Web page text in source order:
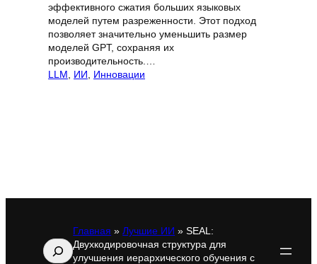
эффективного сжатия больших языковых
моделей путем разреженности. Этот подход
позволяет значительно уменьшить размер
моделей GPT, сохраняя их
производительность.…
LLM
ИИ Инновации
Поиск
Главная » Лучшие ИИ » SEAL:
Двухкодировочная структура для
улучшения иерархического обучения с